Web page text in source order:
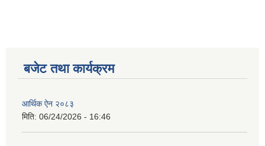
बजेट तथा कार्यक्रम
आर्थिक ऐन २०८३
मिति: 06/24/2026 - 16:46